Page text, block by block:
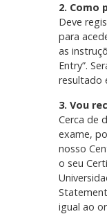
2. Como
Deve
para
as
Entry”.
resultado
3. Vou
Cerca de
exame,
nosso
o seu
igual ao